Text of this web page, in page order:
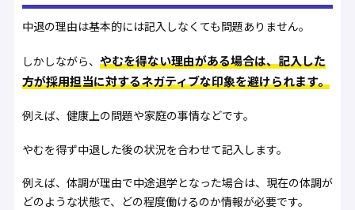
中退の理由は基本的には記入しなくても問題ありません。
しかしながら、 やむを得ない理由がある場合は、記入した
方が採用担当に対するネガティブな印象を避けられます。
例えば、健康上の問題や家庭の事情などです。
やむを得ず中退した後の状況を合わせて記入します。
例えば、体調が理由で中途退学となった場合は、現在の体調が
どのような状態で、どの程度働けるのか情報が必要です。